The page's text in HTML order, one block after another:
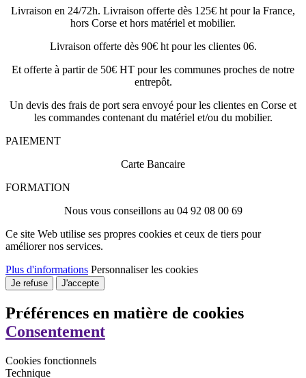
Livraison en 24/72h. Livraison offerte dès 125€ ht pour la France,
hors Corse et hors matériel et mobilier.
Livraison offerte dès 90€ ht pour les clientes 06.
Et offerte à partir de 50€ HT pour les communes proches de notre
entrepôt.
Un devis des frais de port sera envoyé pour les clientes en Corse et
les commandes contenant du matériel et/ou du mobilier.
PAIEMENT
Carte Bancaire
FORMATION
Nous vous conseillons au 04 92 08 00 69
Ce site Web utilise ses propres cookies et ceux de tiers pour
améliorer nos services.
Plus d'informations Personnaliser les cookies
Je refuse J'accepte
Préférences en matière de cookies
Consentement
Cookies fonctionnels
Technique